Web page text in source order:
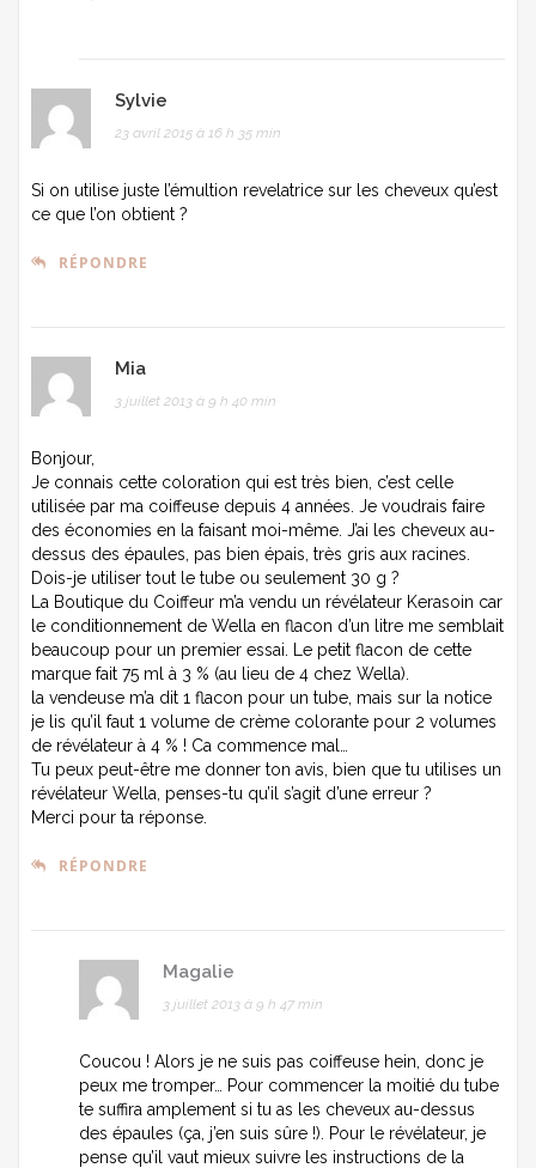
Sylvie
23 avril 2015 à 16 h 35 min
Si on utilise juste l’émultion revelatrice sur les cheveux qu’est
ce que l’on obtient ?
RÉPONDRE
Mia
3 juillet 2013 à 9 h 40 min
Bonjour,
Je connais cette coloration qui est très bien, c’est celle
utilisée par ma coiffeuse depuis 4 années. Je voudrais faire
des économies en la faisant moi-même. J’ai les cheveux au-
dessus des épaules, pas bien épais, très gris aux racines.
Dois-je utiliser tout le tube ou seulement 30 g ?
La Boutique du Coiffeur m’a vendu un révélateur Kerasoin car
le conditionnement de Wella en flacon d’un litre me semblait
beaucoup pour un premier essai. Le petit flacon de cette
marque fait 75 ml à 3 % (au lieu de 4 chez Wella).
la vendeuse m’a dit 1 flacon pour un tube, mais sur la notice
je lis qu’il faut 1 volume de crème colorante pour 2 volumes
de révélateur à 4 % ! Ca commence mal…
Tu peux peut-être me donner ton avis, bien que tu utilises un
révélateur Wella, penses-tu qu’il s’agit d’une erreur ?
Merci pour ta réponse.
RÉPONDRE
Magalie
3 juillet 2013 à 9 h 47 min
Coucou ! Alors je ne suis pas coiffeuse hein, donc je
peux me tromper… Pour commencer la moitié du tube
te suffira amplement si tu as les cheveux au-dessus
des épaules (ça, j’en suis sûre !). Pour le révélateur, je
pense qu’il vaut mieux suivre les instructions de la